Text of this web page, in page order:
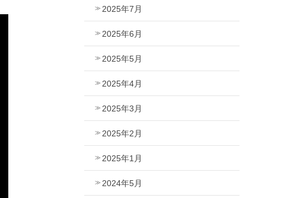
2025年7月
2025年6月
2025年5月
2025年4月
2025年3月
2025年2月
2025年1月
2024年5月